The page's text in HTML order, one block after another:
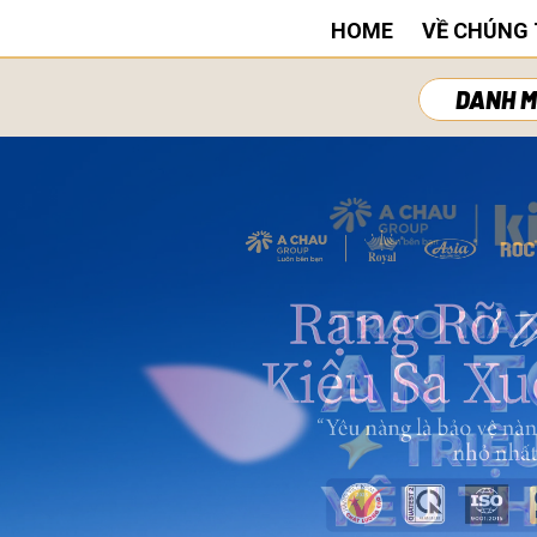
HOME VỀ CHÚNG
DANH